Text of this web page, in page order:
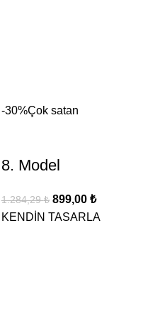
-30%Çok satan
8. Model
1.284,29₺ 899,00 ₺
KENDİN TASARLA